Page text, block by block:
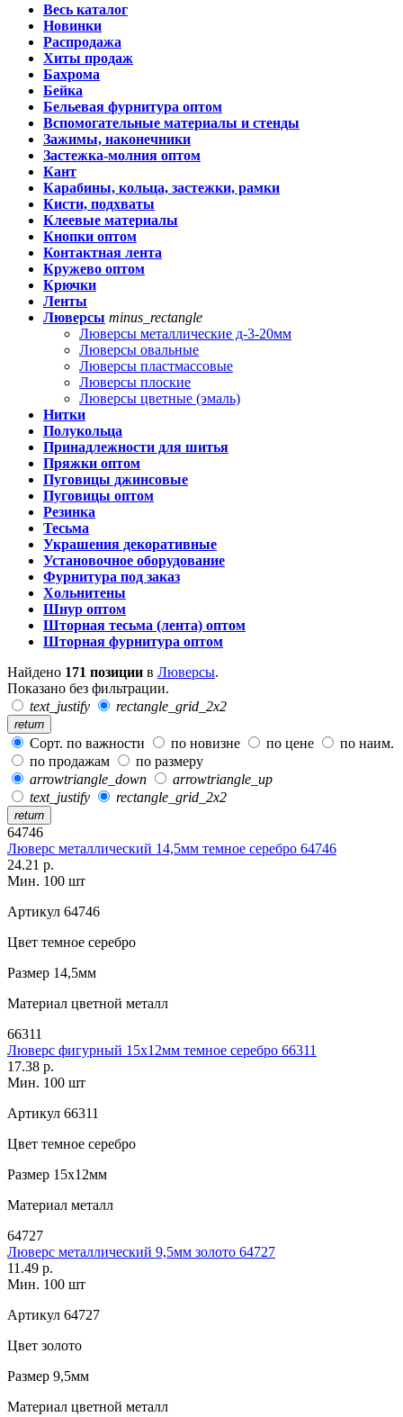
Весь каталог
Новинки
Распродажа
Хиты продаж
Бахрома
Бейка
Бельевая фурнитура оптом
Вспомогательные материалы и стенды
Зажимы, наконечники
Застежка-молния оптом
Кант
Карабины, кольца, застежки, рамки
Кисти, подхваты
Клеевые материалы
Кнопки оптом
Контактная лента
Кружево оптом
Крючки
Ленты
Люверсы minus_rectangle
Люверсы металлические д-3-20мм
Люверсы овальные
Люверсы пластмассовые
Люверсы плоские
Люверсы цветные (эмаль)
Нитки
Полукольца
Принадлежности для шитья
Пряжки оптом
Пуговицы джинсовые
Пуговицы оптом
Резинка
Тесьма
Украшения декоративные
Установочное оборудование
Фурнитура под заказ
Хольнитены
Шнур оптом
Шторная тесьма (лента) оптом
Шторная фурнитура оптом
Найдено 171 позиции в Люверсы.
Показано без фильтрации.
text_justify
rectangle_grid_2x2
return
Сорт. по важности по новизне по цене
по наим.
по продажам
по размеру
arrowtriangle_down
arrowtriangle_up
text_justify
rectangle_grid_2x2
return
64746
Люверс металлический 14,5мм темное серебро 64746
24.21 р.
Мин. 100 шт
Артикул 64746
Цвет темное серебро
Размер 14,5мм
Материал цветной металл
66311
Люверс фигурный 15х12мм темное серебро 66311
17.38 р.
Мин. 100 шт
Артикул 66311
Цвет темное серебро
Размер 15х12мм
Материал металл
64727
Люверс металлический 9,5мм золото 64727
11.49 р.
Мин. 100 шт
Артикул 64727
Цвет золото
Размер 9,5мм
Материал цветной металл